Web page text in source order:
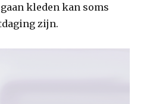
kleden kan soms
zijn.